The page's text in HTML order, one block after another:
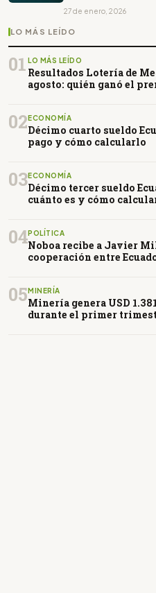
27 de enero, 2026
LO MÁS LEÍDO
01 LO MÁS LEÍDO
Resultados Lotería de
agosto: quién ganó el
02 ECONOMÍA
Décimo cuarto sueldo
pago y cómo calcularlo
03ECONOMÍA
Décimo tercer sueldo
cuánto es y cómo
04POLÍTICA
Noboa recibe a Javier
cooperación entre
05 MINERÍA
Minería genera USD
durante el primer